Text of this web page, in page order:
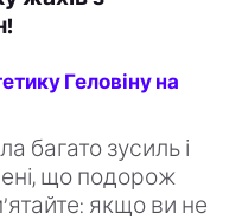
Геловіну на
багато зусиль і
що подорож
якщо ви не